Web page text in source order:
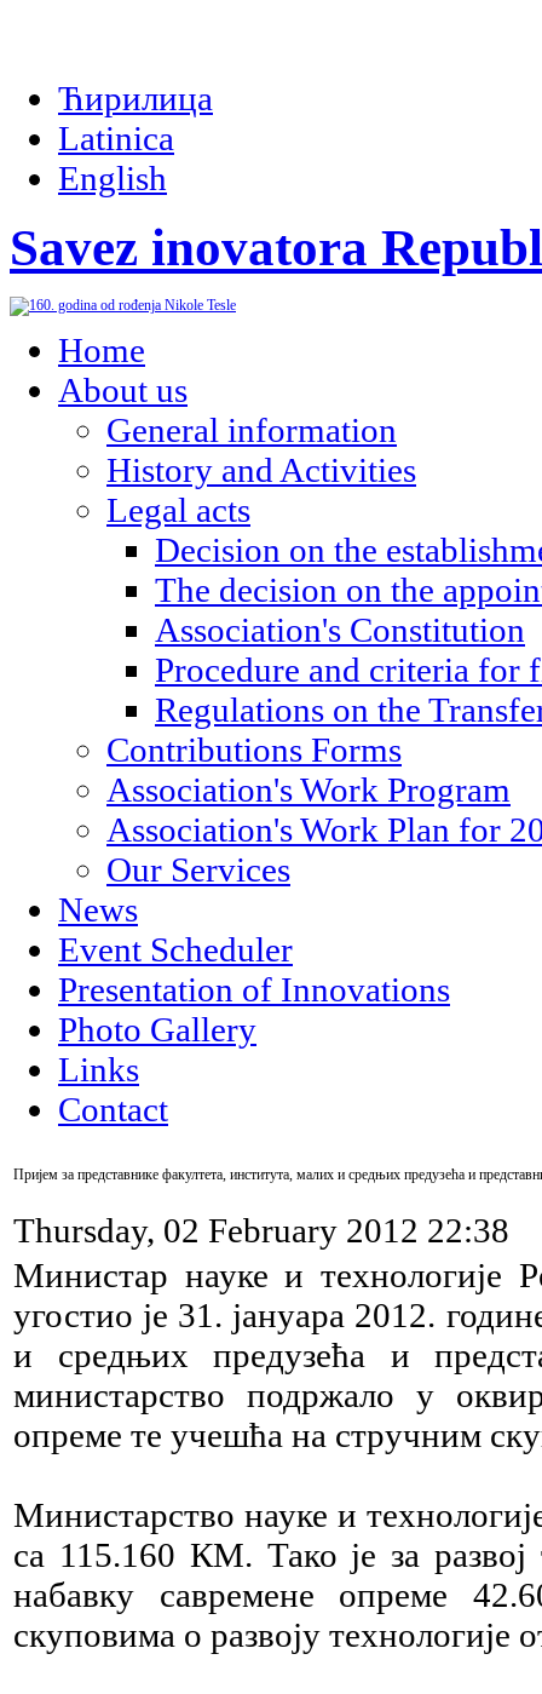
Ћирилица
Latinica
English
Savez inovatora
Home
About us
General information
History and Activities
Legal acts
Decision on the
The decision on the
Association's Constitution
Procedure and criteria for
Regulations on the
Contributions Forms
Association's Work Program
Association's Work Plan for
Our Services
News
Event Scheduler
Presentation of Innovations
Photo Gallery
Links
Contact
Пријем за представнике факултета, института, малих и средњих предузећа и
Thursday, 02 February 2012 22:38
Министар науке и технологије
угостио је 31. јануара 2012.
и средњих предузећа и
министарство подржало у
опреме те учешћа на стручним
Министарство науке и
са 115.160 КМ. Тако је за
набавку савремене опреме
скуповима о развоју